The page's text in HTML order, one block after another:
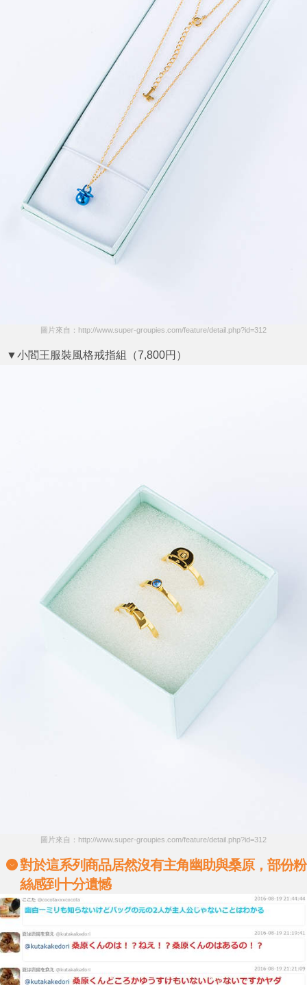
圖片來自：http://www.super-groupies.com/feature/detail.php?id=312
▼小閻王服裝風格戒指組（7,800円）
圖片來自：http://www.super-groupies.com/feature/detail.php?id=312
對於這系列商品居然沒有主角幽助與桑原，部份粉
絲感到十分遺憾